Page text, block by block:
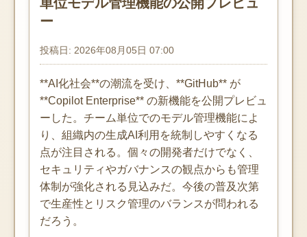
ー
投稿日: 2026年08月05日 07:00
**AI化社会**の潮流を受け、**GitHub** が
**Copilot Enterprise** の新機能を公開プレビュ
ーした。チーム単位でのモデル管理機能によ
り、組織内の生成AI利用を統制しやすくなる
点が注目される。個々の開発者だけでなく、
セキュリティやガバナンスの観点からも管理
体制が強化される見込みだ。今後の普及次第
で生産性とリスク管理のバランスが問われる
だろう。